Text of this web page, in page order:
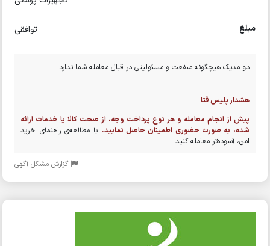
مبلغ توافقی
دو مدیک هیچگونه منفعت و مسئولیتی در قبال معامله شما ندارد.
هشدار پلیس فتا
پیش از انجام معامله و هر نوع پرداخت وجه، از صحت کالا یا خدمات ارائه
شده، به صورت حضوری اطمینان حاصل نمایید. با مطالعه‌ی راهنمای خرید
امن، آسوده‌تر معامله کنید.
گزارش مشکل آگهی